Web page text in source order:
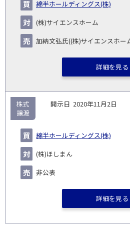
綿半ホールディングス(株)
(株)サイエンスホーム
加納文弘氏((株)サイエンスホー
詳細を見る
2020年11月2日
綿半ホールディングス(株)
(株)ほしまん
非公表
株式
譲渡
詳細を見る